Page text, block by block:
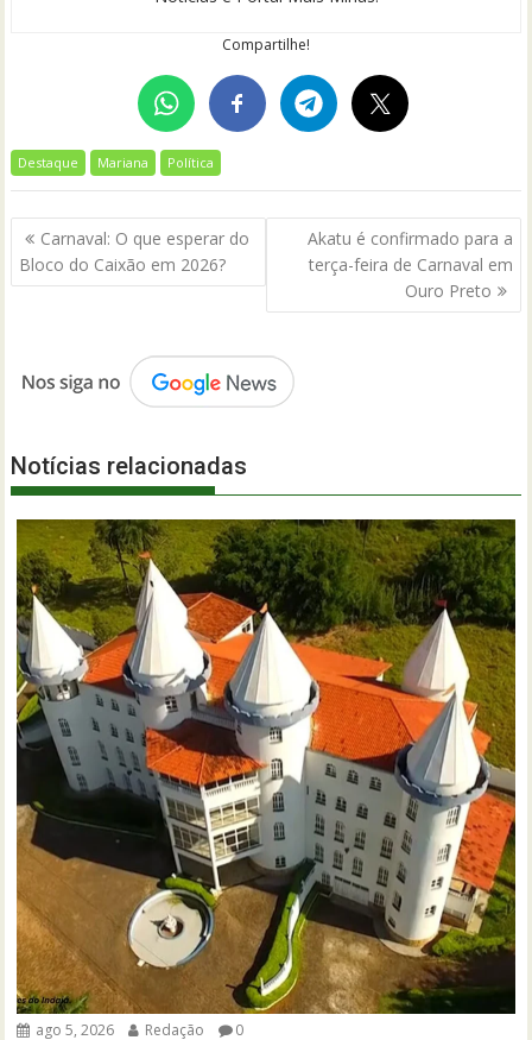
Compartilhe!
Destaque Mariana Política
Navegação
de
Post
Carnaval: O que esperar do
Bloco do Caixão em 2026?
Akatu é confirmado para a
terça-feira de Carnaval em
Ouro Preto
Notícias relacionadas
ago 5, 2026 Redação 0